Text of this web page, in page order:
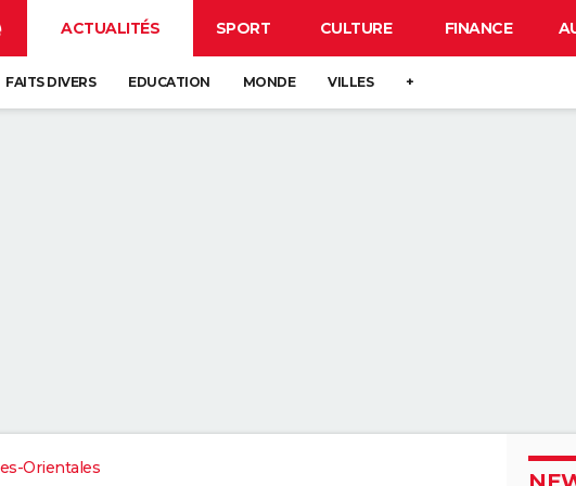
ACTUALITÉS SPORT CULTURE FINANCE
FAITS DIVERS EDUCATION MONDE VILLES +
Orientales